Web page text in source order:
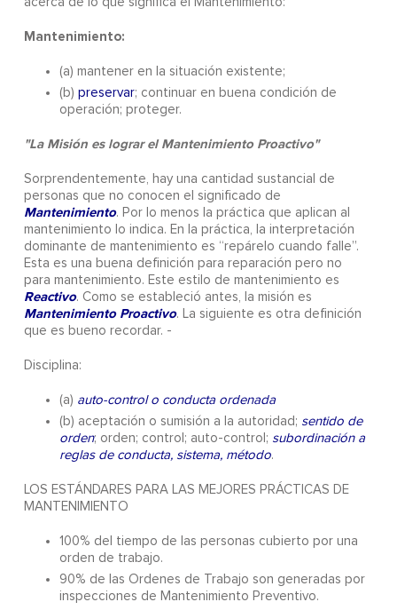
Mantenimiento:
(a) mantener en la situación existente;
(b) preservar; continuar en buena condición de
operación; proteger.
"La Misión es lograr el Mantenimiento Proactivo"
Sorprendentemente, hay una cantidad sustancial de
personas que no conocen el significado de
Mantenimiento. Por lo menos la práctica que aplican al
mantenimiento lo indica. En la práctica, la interpretación
dominante de mantenimiento es “repárelo cuando falle”.
Esta es una buena definición para reparación pero no
para mantenimiento. Este estilo de mantenimiento es
Reactivo. Como se estableció antes, la misión es
Mantenimiento Proactivo. La siguiente es otra definición
que es bueno recordar. -
Disciplina:
(a) auto-control o conducta ordenada
(b) aceptación o sumisión a la autoridad; sentido de
orden; orden; control; auto-control; subordinación a
reglas de conducta, sistema, método.
LOS ESTÁNDARES PARA LAS MEJORES PRÁCTICAS DE
MANTENIMIENTO
100% del tiempo de las personas cubierto por una
orden de trabajo.
90% de las Ordenes de Trabajo son generadas por
inspecciones de Mantenimiento Preventivo.